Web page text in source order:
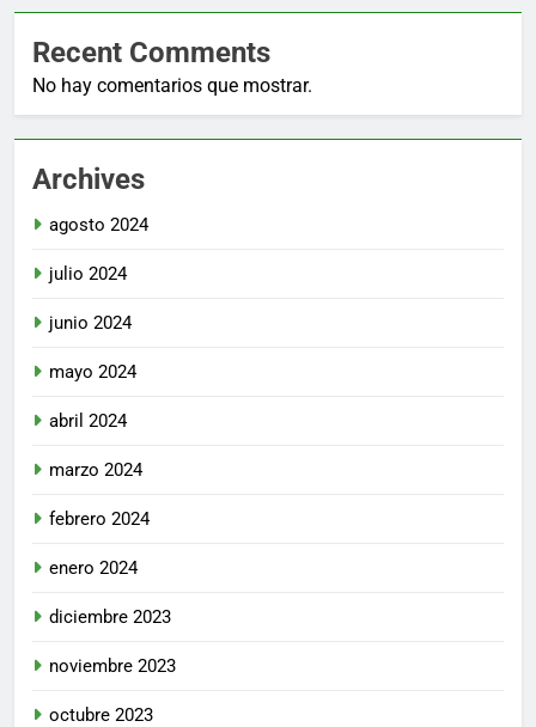
Recent Comments
No hay comentarios que mostrar.
Archives
agosto 2024
julio 2024
junio 2024
mayo 2024
abril 2024
marzo 2024
febrero 2024
enero 2024
diciembre 2023
noviembre 2023
octubre 2023